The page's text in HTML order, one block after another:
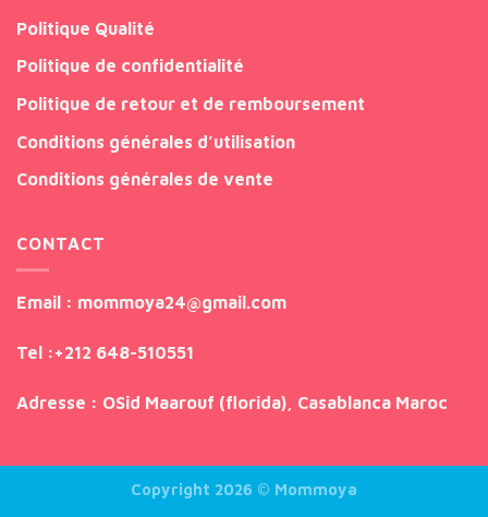
Politique Qualité
Politique de confidentialité
Politique de retour et de remboursement
Conditions générales d’utilisation
Conditions générales de vente
CONTACT
Email : mommoya24@gmail.com
Tel :+212 648-510551
Adresse : OSid Maarouf (florida), Casablanca Maroc
Copyright 2026 © Mommoya